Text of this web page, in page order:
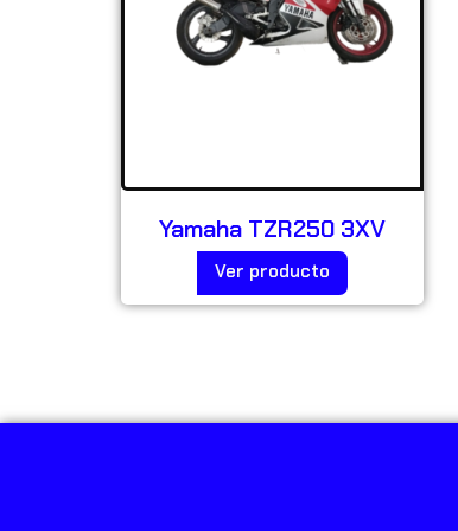
Yamaha TZR250 3XV
Ver producto